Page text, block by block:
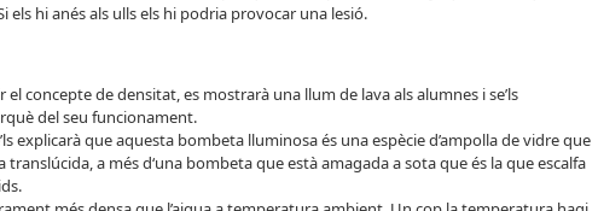
els hi anés als ulls els hi podria provocar una lesió.
el concepte de densitat, es mostrarà una llum de lava als alumnes i se’ls
del seu funcionament.
explicarà que aquesta bombeta lluminosa és una espècie d’ampolla de vidre que
translúcida, a més d‘una bombeta que està amagada a sota que és la que escalfa